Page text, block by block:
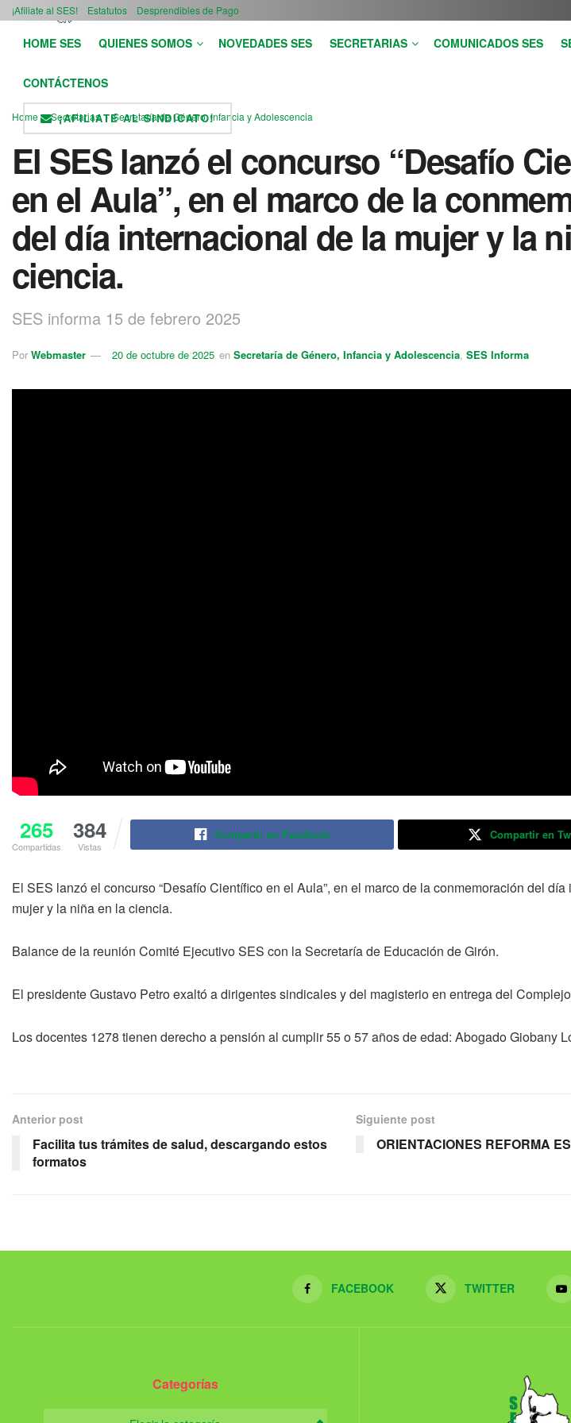
¡Afiliate al SES! Estatutos Desprendibles de Pago
HOME SES QUIENES SOMOS NOVEDADES SES SECRETARIAS COMUNICADOS SES
CONTÁCTENOS
¡AFILIATE AL SINDICATO!
Home Secretarias Secretaría de Género, Infancia y Adolescencia
El SES lanzó el concurso “Desafío
en el Aula”, en el marco de la
del día internacional de la mujer y la
ciencia.
SES informa 15 de febrero 2025
Por Webmaster 20 de octubre de 2025 en Secretaría de Género, Infancia y Adolescencia, SES Informa
265
Compartidas
384
Vistas
Compartir en Facebook Compartir en
El SES lanzó el concurso “Desafío Científico en el Aula”, en el marco de la conmemoración del
mujer y la niña en la ciencia.
Balance de la reunión Comité Ejecutivo SES con la Secretaría de Educación de Girón.
El presidente Gustavo Petro exaltó a dirigentes sindicales y del magisterio en entrega del
Los docentes 1278 tienen derecho a pensión al cumplir 55 o 57 años de edad: Abogado Giobany
Anterior post
Facilita tus trámites de salud, descargando estos
formatos
Siguiente post
ORIENTACIONES REFORMA
FACEBOOK TWITTER
Categorías